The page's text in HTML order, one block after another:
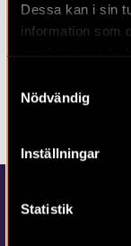
Dessa kan i sin
information som
Nödvändig
Inställningar
Statistik
HALLAND